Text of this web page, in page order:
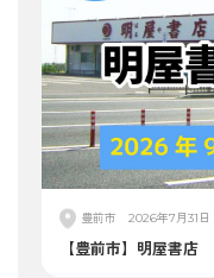
豊前市 2026年7月31日
【豊前市】明屋書